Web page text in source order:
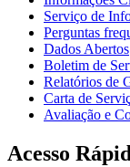
Serviço de
Perguntas
Dados Abertos
Boletim de
Relatórios de
Carta de
Avaliação e
Acesso